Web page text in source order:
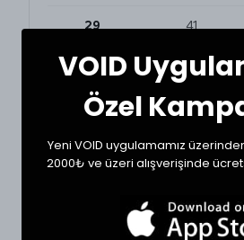
29 41
30 42
31 43
32 44
47
VOID
Özel
Yeni VOID uygulamamız
2000₺ ve üzeri alışverişinde